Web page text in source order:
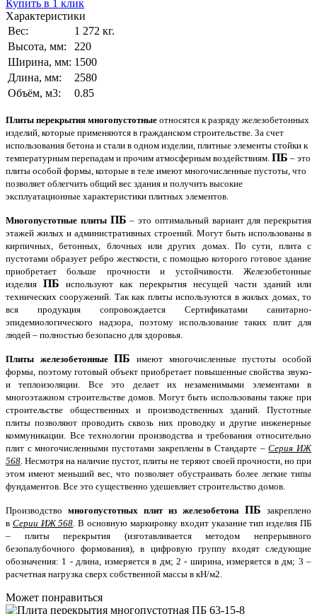
Купить в 1 клик
Характеристики
Вес:
1 272 кг.
Высота, мм:
220
Ширина, мм: 1500
Длина, мм:
2580
Объём, м3:
0.85
Плиты перекрытия многопустотные относятся к разряду железобетонных
изделий, которые применяются в гражданском строительстве. За счет
использования бетона и стали в одном изделии, плитные элементы стойки к
температурным перепадам и прочим атмосферным воздействиям. ПБ – это
плиты особой формы, которые в теле имеют многочисленные пустоты, что
позволяет облегчить общий вес здания и получить высокие
эксплуатационные характеристики плитных элементов.
Многопустотные плиты ПБ – это оптимальный вариант для перекрытия
этажей жилых и административных строений. Могут быть использованы в
кирпичных, бетонных, блочных или других домах. По сути, плита с
пустотами образует ребро жесткости, с помощью которого готовое здание
приобретает больше прочности и устойчивости. Железобетонные
изделия ПБ используют как перекрытия несущей части зданий или
технических сооружений. Так как плиты используются в жилых домах, то
вся продукция сопровождается Сертификатами санитарно-
эпидемиологического надзора, поэтому использование таких плит для
людей – полностью безопасно для здоровья.
Плиты железобетонные ПБ имеют многочисленные пустоты особой
формы, поэтому готовый объект приобретает повышенные свойства звуко-
и теплоизоляции. Все это делает их незаменимыми элементами в
многоэтажном строительстве домов. Могут быть использованы также при
строительстве общественных и производственных зданий. Пустотные
плиты позволяют проводить сквозь них проводку и другие инженерные
коммуникации. Все технологии производства и требования относительно
плит с многочисленными пустотами закреплены в Стандарте –Серия ИЖ
568 . Несмотря на наличие пустот, плиты не теряют своей прочности, но при
этом имеют меньший вес, что позволяет обустраивать более легкие типы
фундаментов. Все это существенно удешевляет строительство домов.
Производство многопустотных плит из железобетона ПБ закреплено
в Серии ИЖ 568 . В основную маркировку входит указание тип изделия ПБ
– плиты перекрытия (изготавливается методом непрерывного
безопалубочного формования), в цифровую группу входят следующие
обозначения: 1 - длина, измеряется в дм; 2- ширина, измеряется в дм; 3 –
расчетная нагрузка сверх собственной массы в кН/м2.
Может понравиться